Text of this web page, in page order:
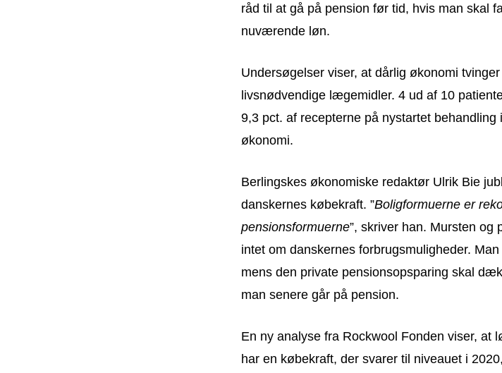
råd til at gå på pension før tid, hvis man skal
nuværende løn.
Undersøgelser viser, at dårlig økonomi
livsnødvendige lægemidler. 4 ud af 10
9,3 pct. af recepterne på nystartet
økonomi.
Berlingskes økonomiske redaktør Ulrik Bie
danskernes købekraft. ”Boligformuerne er
pensionsformuerne”, skriver han. Mursten og
intet om danskernes forbrugsmuligheder.
mens den private pensionsopsparing skal
man senere går på pension.
En ny analyse fra Rockwool Fonden viser, at
har en købekraft, der svarer til niveauet i